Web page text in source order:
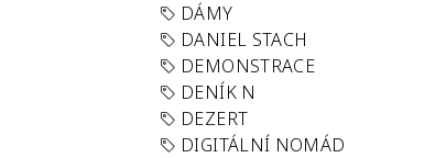
DÁMY
DANIEL STACH
DEMONSTRACE
DENÍK N
DEZERT
DIGITÁLNÍ NOMÁD